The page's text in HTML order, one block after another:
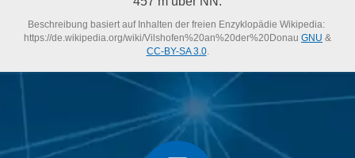
Beschreibung basiert auf Inhalten der freien Enzyklopädie Wikipedia:
https://de.wikipedia.org/wiki/Vilshofen%20an%20der%20Donau GNU &
CC-BY-SA 3.0.